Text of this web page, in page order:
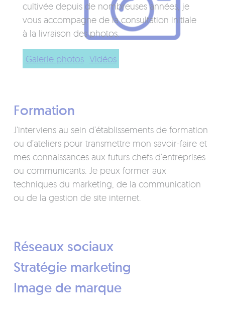
cultivée depuis de nombreuses années, je
vous accompagne de la consultation initiale
à la livraison des photos.
Galerie photos Vidéos
Formation
J’interviens au sein d’établissements de formation
ou d’ateliers pour transmettre mon savoir-faire et
mes connaissances aux futurs chefs d’entreprises
ou communicants. Je peux former aux
techniques du marketing, de la communication
ou de la gestion de site internet.
Réseaux sociaux
Stratégie marketing
Image de marque